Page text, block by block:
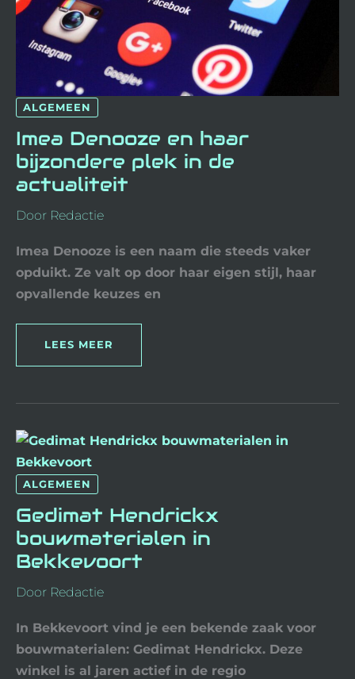
ALGEMEEN
Imea Denooze en haar
bijzondere plek in de
actualiteit
Door Redactie
Imea Denooze is een naam die steeds vaker
opduikt. Ze valt op door haar eigen stijl, haar
opvallende keuzes en
LEES MEER
ALGEMEEN
Gedimat Hendrickx
bouwmaterialen in
Bekkevoort
Door Redactie
In Bekkevoort vind je een bekende zaak voor
bouwmaterialen: Gedimat Hendrickx. Deze
winkel is al jaren actief in de regio
GEDIMAT
HENDRICKX
IN
BEKKEVOORT